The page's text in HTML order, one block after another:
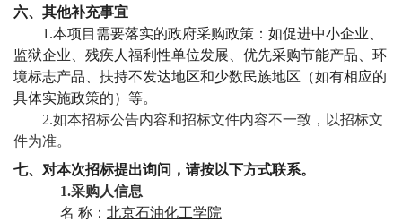
六、其他补充事宜
1.本项目需要落实的政府采购政策：如促进中小企业、
监狱企业、残疾人福利性单位发展、优先采购节能产品、环
境标志产品、扶持不发达地区和少数民族地区（如有相应的
具体实施政策的）等。
2.如本招标公告内容和招标文件内容不一致，以招标文
件为准。
七、对本次招标提出询问，请按以下方式联系。
1.采购人信息
名 称： 北京石油化工学院